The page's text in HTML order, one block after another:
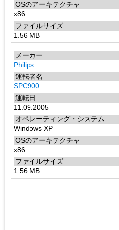
x86
1.56 MB
Philips
SPC900
11.09.2005
Windows XP
x86
1.56 MB